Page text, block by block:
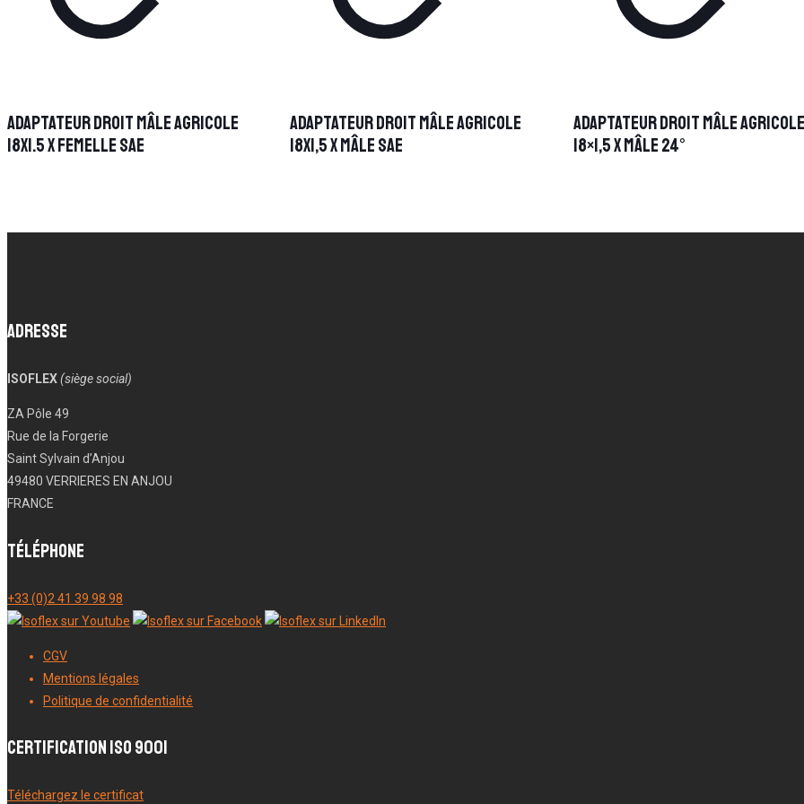
Adaptateur droit mâle Agricole
18X1.5 x femelle SAE
Adaptateur droit mâle Agricole
18X1,5 x mâle SAE
Adaptateur droit mâle Agricole
18×1,5 x mâle 24°
Adresse
ISOFLEX(siège social)
ZA Pôle 49
Rue de la Forgerie
Saint Sylvain d’Anjou
49480 VERRIERES EN ANJOU
FRANCE
Téléphone
+33 (0)2 41 39 98 98
CGV
Mentions légales
Politique de confidentialité
Certification ISO 9001
Téléchargez le certificat